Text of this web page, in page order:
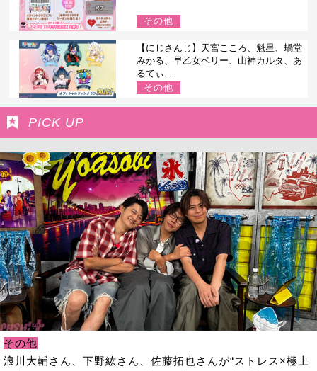
その他
【にじさんじ】天宮こころ、魁星、蝸堂
みかる、早乙女ベリー、山神カルタ、あ
るてぃ...
その他
PICK UP
その他
浪川大輔さん、下野紘さん、佐藤拓也さんが“ストレス×極上